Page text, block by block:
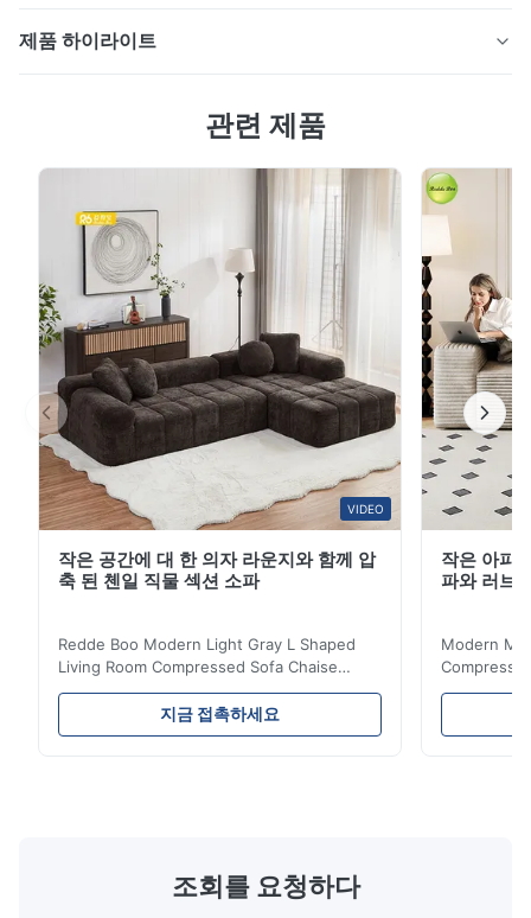
제품 하이라이트
호텔 가구 고급 호텔 환경과 정교한 주거 공간에 설계된 프
도의 폼 채우기를 특징으로합니다. 적용 거실, 침실, 호텔
원산지 위조, 중국 충전물질 고밀도의 폼 포장 상자 안에
두 조각 소재 벨벳 직물 공급 능력 월 500개 모델 번호
406 FOB 배송 시간 30~45일 스타일 부문 소파, 호텔 소
파 브랜드 이름 레데 부 전문 중국 소파 공장 16 년의 해외
무역 수출 경험. 맞춤 제조 솔루션 사용할 수 있습니다....
관련 제품
VIDEO
작은 공간에 대 한 의자 라운지와 함께 압
축 된 첸일 직물 섹션 소파
Redde Boo Modern Light Gray L Shaped
Living Room Compressed Sofa Chaise
Lounge Product Overview High resilience
soft sectional sofa designed for small
spaces, featuring a contemporary light gray
지금 접촉하세요
작은 아파
파와 러브
Modern
Room
조회를 요청하다